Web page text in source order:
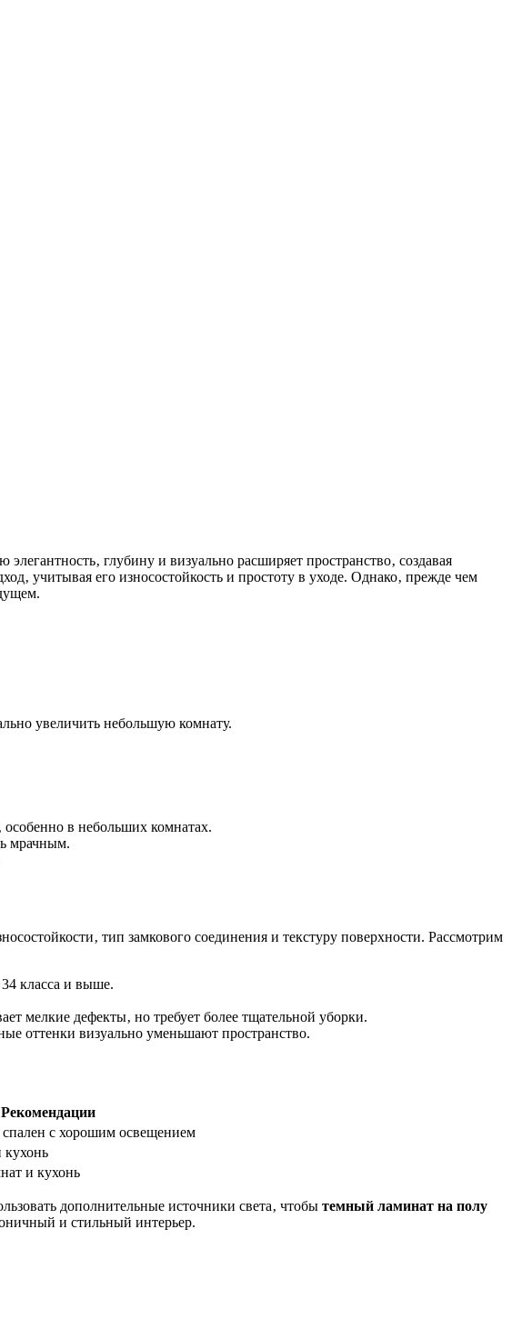
глубину и визуально расширяет пространство‚ создавая
учитывая его износостойкость и простоту в уходе. Однако‚ прежде чем
увеличить небольшую комнату.
в небольших комнатах.
мрачным.
тип замкового соединения и текстуру поверхности. Рассмотрим
класса и выше.
мелкие дефекты‚ но требует более тщательной уборки.
оттенки визуально уменьшают пространство.
Рекомендации
с хорошим освещением
и кухонь
дополнительные источники света‚ чтобы темный ламинат на полу
и стильный интерьер.